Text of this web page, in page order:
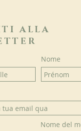
ALLA
Nome
Nome del